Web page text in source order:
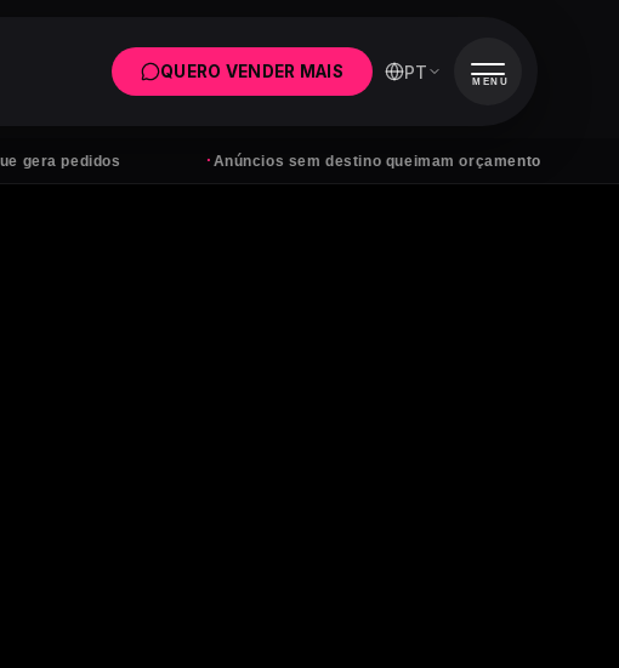
Anúncios sem destino queimam orçamento
QUERO VENDER MAIS PT MENU